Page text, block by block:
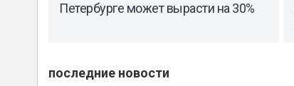
Петербурге может вырасти на 30%
последние новости